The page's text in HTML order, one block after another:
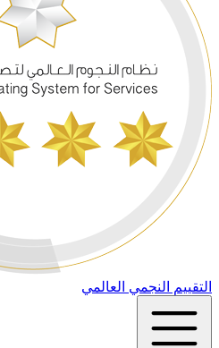
التقييم النجمي العالمي